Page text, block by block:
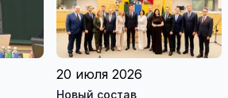
работодателям
20 июля 2026
Новый состав